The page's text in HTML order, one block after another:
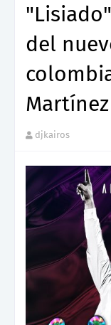
del
Martínez
djkairos